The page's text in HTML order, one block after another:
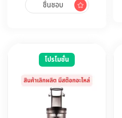
ชื่นชอบ
โปรโมชั่น